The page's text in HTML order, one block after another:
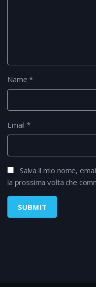
Name*
Email*
Salva il mio nome,
la prossima volta che